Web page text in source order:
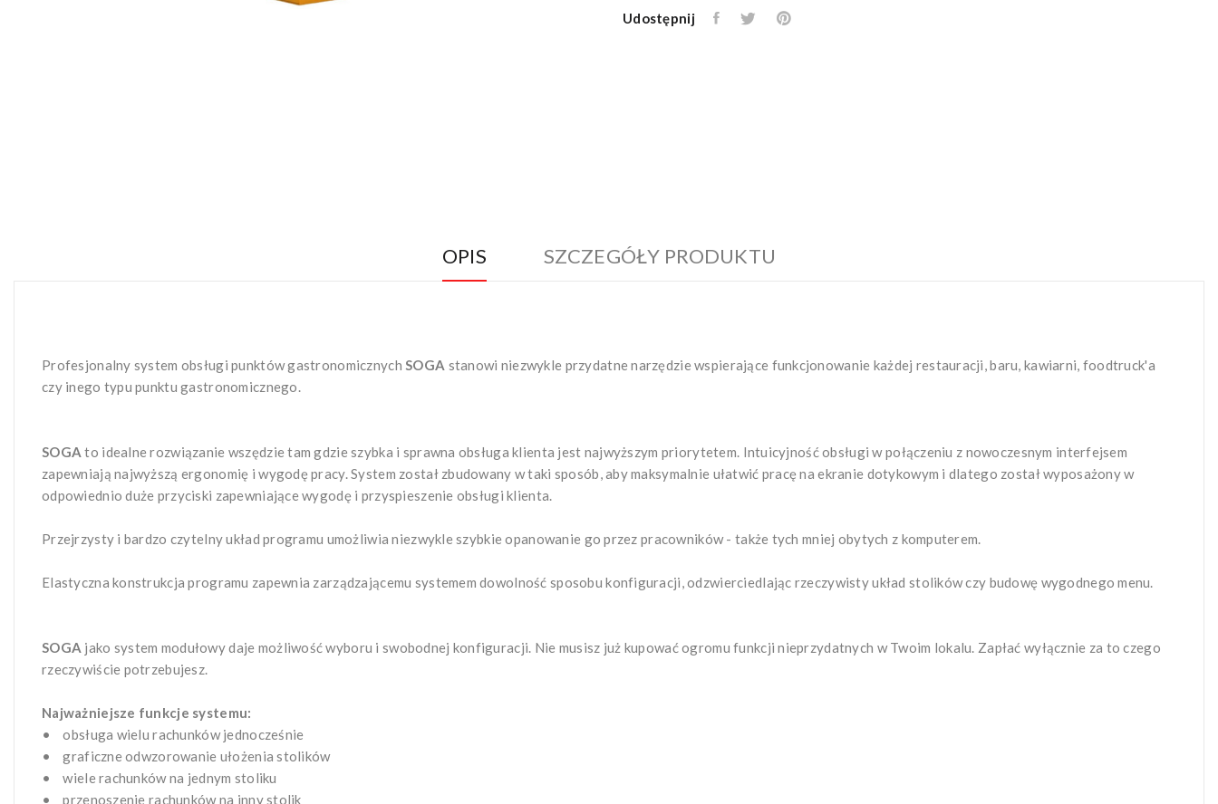
Udostępnij
OPIS SZCZEGÓŁY PRODUKTU
Profesjonalny system obsługi punktów gastronomicznychSOGA stanowi niezwykle przydatne narzędzie wspierające funkcjonowanie każdej restauracji, baru, kawiarni, foodtruck'a
czy inego typu punktu gastronomicznego.
SOGA to idealne rozwiązanie wszędzie tam gdzie szybka i sprawna obsługa klienta jest najwyższym priorytetem. Intuicyjność obsługi w połączeniu z nowoczesnym interfejsem
zapewniają najwyższą ergonomię i wygodę pracy. System został zbudowany w taki sposób, aby maksymalnie ułatwić pracę na ekranie dotykowym i dlatego został wyposażony w
odpowiednio duże przyciski zapewniające wygodę i przyspieszenie obsługi klienta.
Przejrzysty i bardzo czytelny układ programu umożliwia niezwykle szybkie opanowanie go przez pracowników - także tych mniej obytych z komputerem.
Elastyczna konstrukcja programu zapewnia zarządzającemu systemem dowolność sposobu konfiguracji, odzwierciedlając rzeczywisty układ stolików czy budowę wygodnego menu.
SOGA jako system modułowy daje możliwość wyboru i swobodnej konfiguracji. Nie musisz już kupować ogromu funkcji nieprzydatnych w Twoim lokalu. Zapłać wyłącznie za to czego
rzeczywiście potrzebujesz.
Najważniejsze funkcje systemu:
• obsługa wielu rachunków jednocześnie
• graficzne odwzorowanie ułożenia stolików
• wiele rachunków na jednym stoliku
• przenoszenie rachunków na inny stolik